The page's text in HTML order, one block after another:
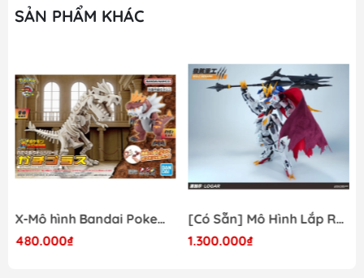
SẢN PHẨM KHÁC
X-Mô hình Bandai Pokemon PLAMO COLLECTION Fossil Pokemon Series Tyrantrum
480.000₫
[Có Sẵn] Mô Hình Lắp Ráp 1/60 Barbatos Logar Wolf Remains Meavy Industries
1.300.000₫